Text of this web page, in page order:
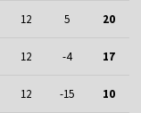
12 5 20
12 -4 17
12 -15 10